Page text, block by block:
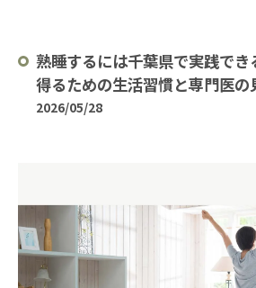
熟睡するには千葉県で実践でき
得るための生活習慣と専門医の
2026/05/28